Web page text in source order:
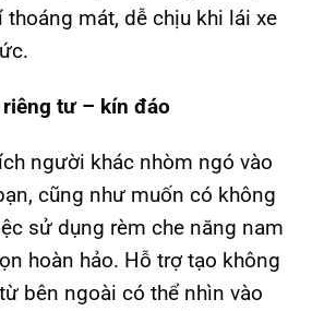
thoáng mát, dễ chịu khi lái xe
tư – kín đáo
người khác nhòm ngó vào
cũng như muốn có không
sử dụng rèm che năng nam
hoàn hảo. Hỗ trợ tạo không
bên ngoài có thể nhìn vào